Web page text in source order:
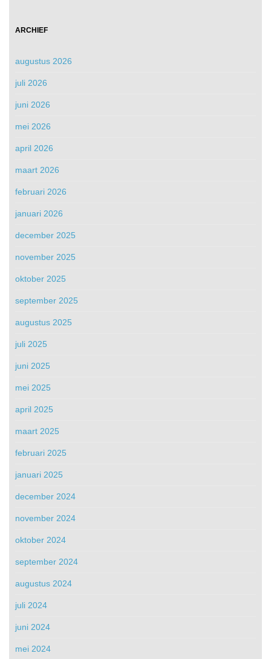
ARCHIEF
augustus 2026
juli 2026
juni 2026
mei 2026
april 2026
maart 2026
februari 2026
januari 2026
december 2025
november 2025
oktober 2025
september 2025
augustus 2025
juli 2025
juni 2025
mei 2025
april 2025
maart 2025
februari 2025
januari 2025
december 2024
november 2024
oktober 2024
september 2024
augustus 2024
juli 2024
juni 2024
mei 2024